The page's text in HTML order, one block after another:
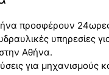
προσφέρουν
υπηρεσίες
στην Αθήνα.
για μηχανισμούς